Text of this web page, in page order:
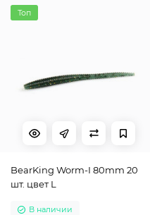
Топ
BearKing Worm-I 80mm 20
шт. цвет L
В наличии